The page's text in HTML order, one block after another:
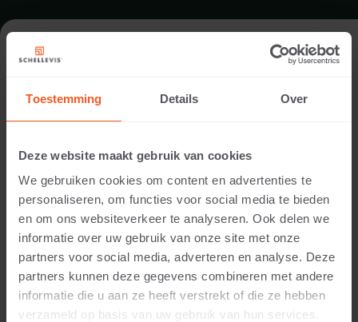
Toestemming Details Over
Deze website maakt gebruik van cookies
We gebruiken cookies om content en advertenties te
personaliseren, om functies voor social media te bieden
en om ons websiteverkeer te analyseren. Ook delen we
informatie over uw gebruik van onze site met onze
partners voor social media, adverteren en analyse. Deze
partners kunnen deze gegevens combineren met andere
informatie die u aan ze heeft verstrekt of die ze hebben
verzameld op basis van uw gebruik van hun services.
FORMAAT - ROND 50X6
TUINBOUW BETONVOETEN
6 CM DIKTE